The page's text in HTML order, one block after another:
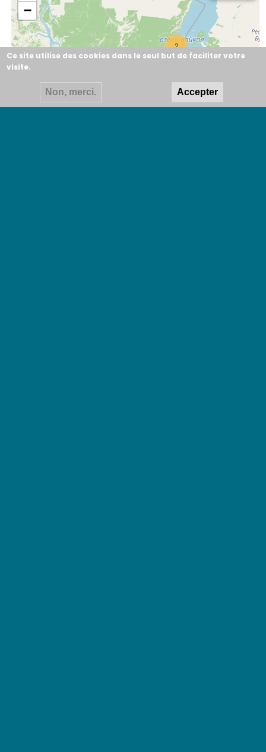
2
−
Ce site utilise des cookies dans le seul but de faciliter votre
visite.
Accepter
Non, merci.